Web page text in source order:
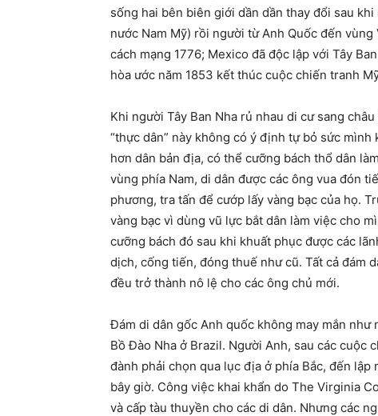
sống hai bên biên giới dần dần thay đổi sau
nước Nam Mỹ) rồi người từ Anh Quốc đến
cách mạng 1776; Mexico đã độc lập với Tây
hòa ước năm 1853 kết thúc cuộc chiến tranh
Khi người Tây Ban Nha rủ nhau di cư sang
“thực dân” này không có ý định tự bỏ sức
hơn dân bản địa, có thể cưỡng bách thổ dân
vùng phía Nam, di dân được các ông vua đón
phương, tra tấn để cướp lấy vàng bạc của họ.
vàng bạc vì dùng vũ lực bắt dân làm việc cho
cưỡng bách đó sau khi khuất phục được các
dịch, cống tiến, đóng thuế như cũ. Tất cả đám
đều trở thành nô lệ cho các ông chủ mới.
Đám di dân gốc Anh quốc không may mắn như
Bồ Đào Nha ở Brazil. Người Anh, sau các cuộc
đành phải chọn qua lục địa ở phía Bắc, đến
bây giờ. Công việc khai khẩn do The Virginia
và cấp tàu thuyền cho các di dân. Nhưng các